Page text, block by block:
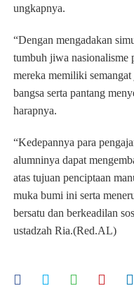
ungkapnya.
“Dengan mengadakan
tumbuh jiwa nasionalisme
mereka memiliki
bangsa serta pantang
harapnya.
“Kedepannya para
alumninya dapat
atas tujuan penciptaan
muka bumi ini serta
bersatu dan berkeadilan
ustadzah Ria.(Red.AL)